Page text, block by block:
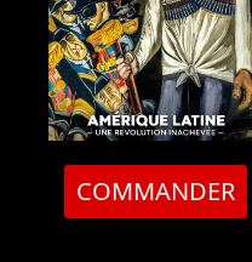
COMMANDER